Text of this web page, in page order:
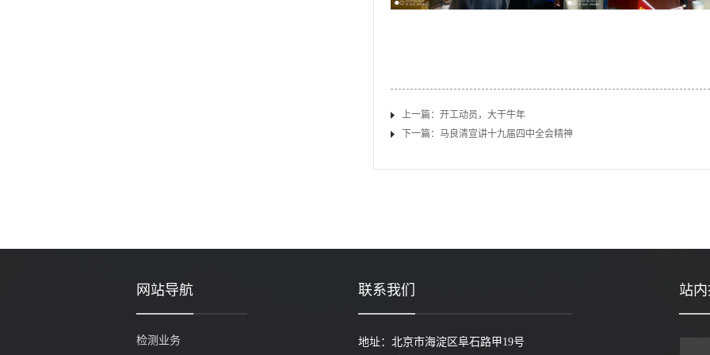
上一篇： 开工动员，大干牛年
下一篇： 马良清宣讲十九届四中全会精神
网站导航 联系我们 站
检测业务
地址：北京市海淀区阜石路甲19号